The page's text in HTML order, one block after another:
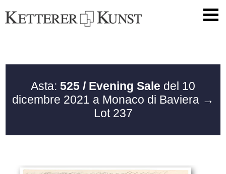
Asta: 525 / Evening Sale del 10
dicembre 2021 a Monaco di Baviera →
Lot 237